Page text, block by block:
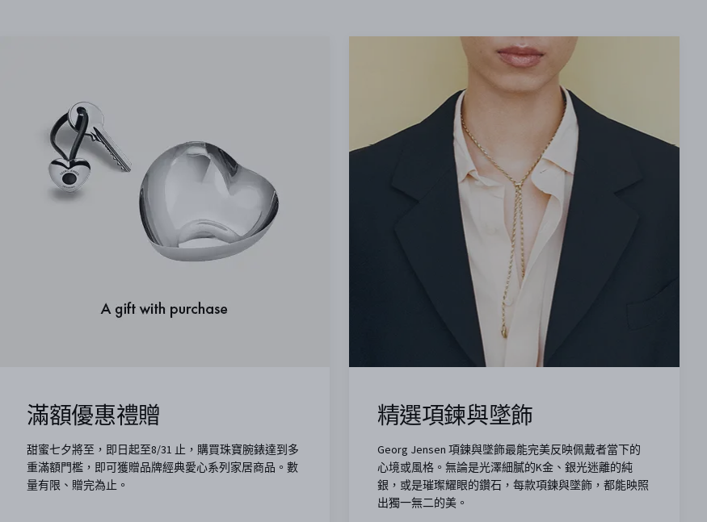
滿額優惠禮贈
甜蜜七夕將至，即日起至8/31 止，購買珠寶腕錶達到多
重滿額門檻，即可獲贈品牌經典愛心系列家居商品。數
量有限、贈完為止。
精選項鍊與墜飾
Georg Jensen 項鍊與墜飾最能完美反映佩戴者當下的
心境或風格。無論是光澤細膩的K金、銀光迷離的純
銀，或是璀璨耀眼的鑽石，每款項鍊與墜飾，都能映照
出獨一無二的美。